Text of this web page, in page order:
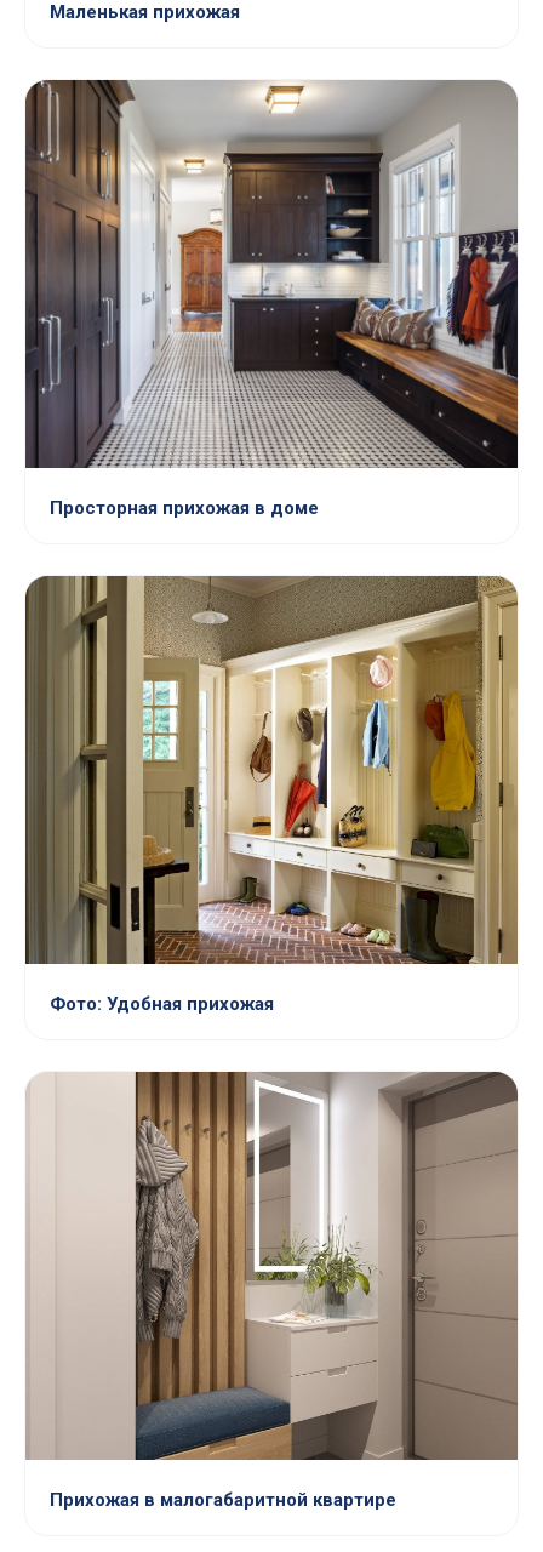
Маленькая прихожая
Просторная прихожая в доме
Фото: Удобная прихожая
Прихожая в малогабаритной квартире